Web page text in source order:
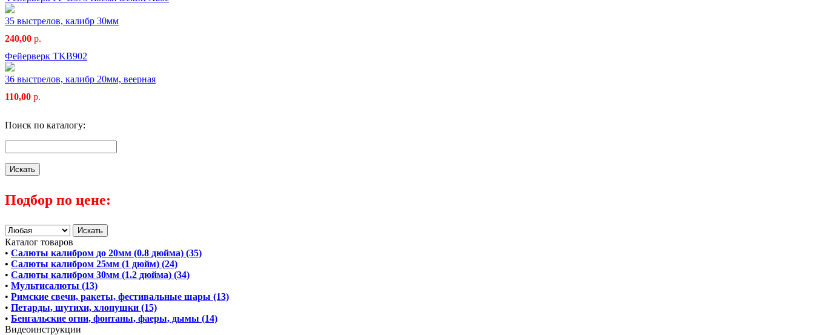
35 выстрелов, калибр 30мм
240,00 р.
Фейерверк TKB902
36 выстрелов, калибр 20мм, веерная
110,00 р.
Поиск по каталогу:
Подбор по цене:
Каталог товаров
• Салюты калибром до 20мм (0.8 дюйма) (35)
• Салюты калибром 25мм (1 дюйм) (24)
• Салюты калибром 30мм (1.2 дюйма) (34)
• Мультисалюты (13)
• Римские свечи, ракеты, фестивальные шары (13)
• Петарды, шутихи, хлопушки (15)
• Бенгальские огни, фонтаны, фаеры, дымы (14)
Видеоинструкции